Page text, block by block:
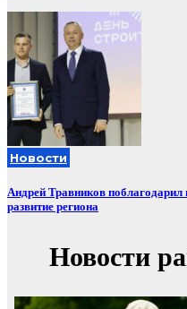
Новости
Андрей Травников поблагодарил
развитие региона